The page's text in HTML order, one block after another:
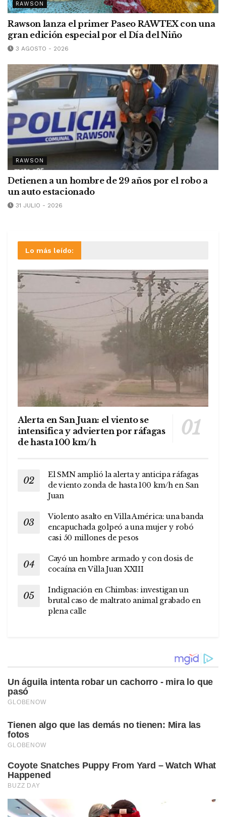
RAWSON
Rawson lanza el primer Paseo RAWTEX con una
gran edición especial por el Día del Niño
3 AGOSTO - 2026
RAWSON
Detienen a un hombre de 29 años por el robo a
un auto estacionado
31 JULIO - 2026
Lo más leído:
Alerta en San Juan: el viento se
intensifica y advierten por ráfagas
de hasta 100 km/h
El SMN amplió la alerta y anticipa ráfagas
de viento zonda de hasta 100 km/h en San
Juan
Violento asalto en Villa América: una banda
encapuchada golpeó a una mujer y robó
casi 50 millones de pesos
Cayó un hombre armado y con dosis de
cocaína en Villa Juan XXIII
Indignación en Chimbas: investigan un
brutal caso de maltrato animal grabado en
plena calle